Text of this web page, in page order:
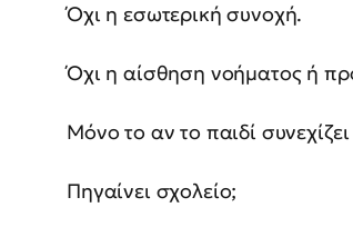
Όχι η εσωτερική συνοχή.
Όχι η αίσθηση νοήματος ή
Μόνο το αν το παιδί συνεχίζει
Πηγαίνει σχολείο;